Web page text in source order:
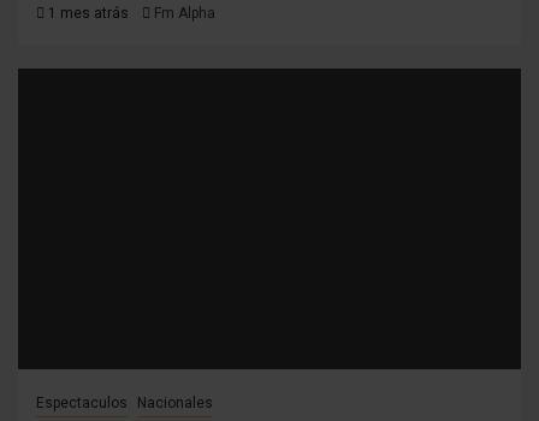
1 mes atrás Fm Alpha
Espectaculos Nacionales